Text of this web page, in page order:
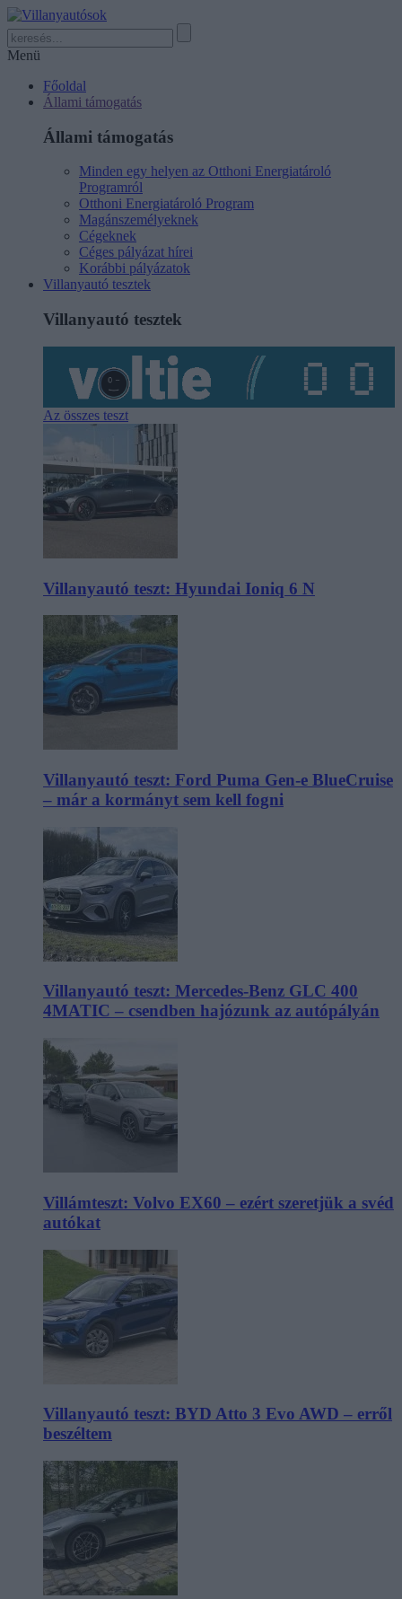
Menü
Főoldal
Állami támogatás
Állami támogatás
Minden egy helyen az Otthoni Energiatároló
Programról
Otthoni Energiatároló Program
Magánszemélyeknek
Cégeknek
Céges pályázat hírei
Korábbi pályázatok
Villanyautó tesztek
Villanyautó tesztek
Az összes teszt
Villanyautó teszt: Hyundai Ioniq 6 N
Villanyautó teszt: Ford Puma Gen-e BlueCruise
– már a kormányt sem kell fogni
Villanyautó teszt: Mercedes-Benz GLC 400
4MATIC – csendben hajózunk az autópályán
Villámteszt: Volvo EX60 – ezért szeretjük a svéd
autókat
Villanyautó teszt: BYD Atto 3 Evo AWD – erről
beszéltem